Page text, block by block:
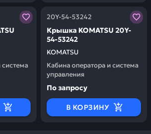
система
у нас, вы получаете гарантию
20Y-54-53242
KOMATSU
Крышка KOMATSU 20Y-
54-53242
Кабина оператора и система
управления
Заказывая запчасти у
По запросу
В КОРЗИНУ